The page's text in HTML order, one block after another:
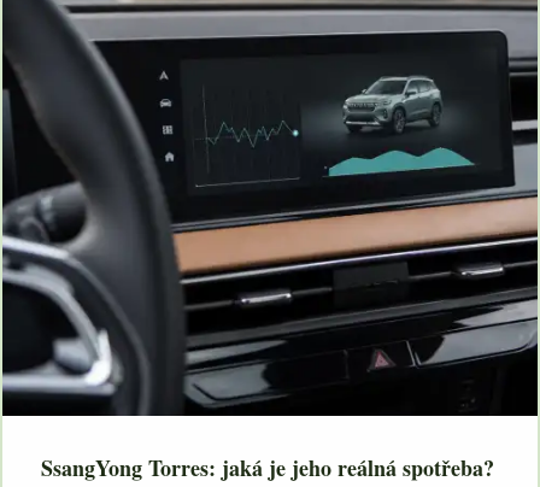
SsangYong Torres: jaká je jeho reálná spotřeba?